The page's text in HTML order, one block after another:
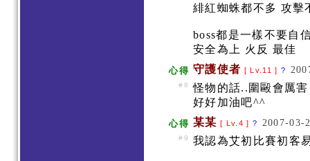
緋紅蜘蛛都不多 攻
boss都是一樣不要自
安全為上 火反 最佳
心得 守護使者 [ Lv.11 ]?
#8
怪物的話..圍毆會厲
好好加油吧^^
心得 某某 [ Lv.4 ]? 2007-03-
#9 我認為艾初比賽初客